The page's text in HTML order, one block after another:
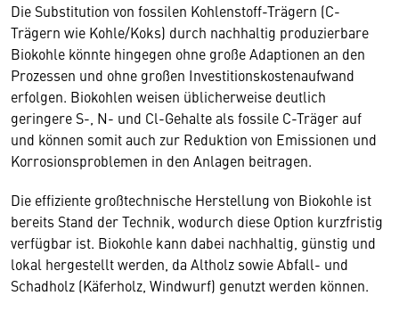
Die Substitution von fossilen Kohlenstoff-Trägern (C-
Trägern wie Kohle/Koks) durch nachhaltig produzierbare
Biokohle könnte hingegen ohne große Adaptionen an den
Prozessen und ohne großen Investitionskostenaufwand
erfolgen. Biokohlen weisen üblicherweise deutlich
geringere S-, N- und Cl-Gehalte als fossile C-Träger auf
und können somit auch zur Reduktion von Emissionen und
Korrosionsproblemen in den Anlagen beitragen.
Die effiziente großtechnische Herstellung von Biokohle ist
bereits Stand der Technik, wodurch diese Option kurzfristig
verfügbar ist. Biokohle kann dabei nachhaltig, günstig und
lokal hergestellt werden, da Altholz sowie Abfall- und
Schadholz (Käferholz, Windwurf) genutzt werden können.